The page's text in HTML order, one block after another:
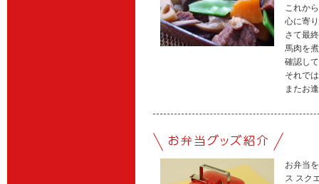
これか
心に寄
さて最
馬肉を
確認し
それで
またお
お弁当
ス スク